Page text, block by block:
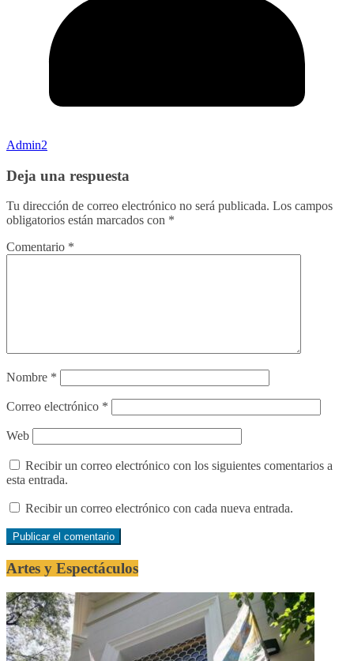
Admin2
Deja una respuesta
Tu dirección de correo electrónico no será publicada. Los campos
obligatorios están marcados con *
Comentario *
Nombre *
Correo electrónico *
Web
Recibir un correo electrónico con los siguientes comentarios a
esta entrada.
Recibir un correo electrónico con cada nueva entrada.
Artes y Espectáculos